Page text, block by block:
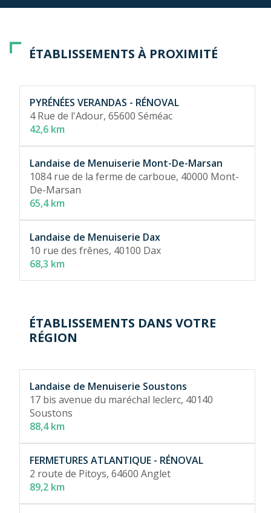
vitres.
véhicule à Pau
Mettez à l’abri votre véhicule avec nos
aluminium . Solides, discrets et design, ils se marient
parfaitement à votre style d’habitation.
ÉTABLISSEMENTS À PROXIMITÉ
PYRÉNÉES VERANDAS - RÉNOVAL
4 Rue de l'Adour, 65600 Séméac
42,6 km
Landaise de Menuiserie Mont-De-Marsan
1084 rue de la ferme de carboue, 40000 Mont-
De-Marsan
65,4 km
Landaise de Menuiserie Dax
10 rue des frênes, 40100 Dax
68,3 km
ÉTABLISSEMENTS DANS VOTRE
RÉGION
Landaise de Menuiserie Soustons
17 bis avenue du maréchal leclerc, 40140
Soustons
88,4 km
FERMETURES ATLANTIQUE - RÉNOVAL
2 route de Pitoys, 64600 Anglet
89,2 km